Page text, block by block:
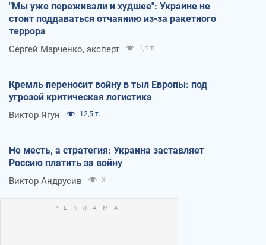
"Мы уже переживали и худшее": Украине не
стоит поддаваться отчаянию из-за ракетного
террора
Сергей Марченко, эксперт 1,4 т.
Кремль переносит войну в тыл Европы: под
угрозой критическая логистика
Виктор Ягун 12,5 т.
Не месть, а стратегия: Украина заставляет
Россию платить за войну
Виктор Андрусив 3